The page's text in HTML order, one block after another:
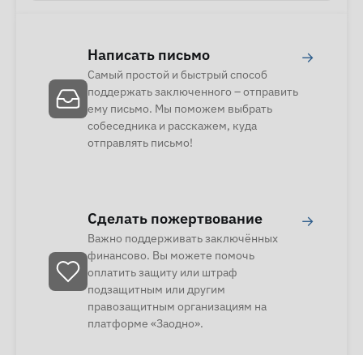
Написать письмо
Самый простой и быстрый способ
поддержать заключенного – отправить
ему письмо. Мы поможем выбрать
собеседника и расскажем, куда
отправлять письмо!
→
Сделать пожертвование
Важно поддерживать заключённых
финансово. Вы можете помочь
оплатить защиту или штраф
подзащитным или другим
правозащитным организациям на
платформе «Заодно».
→